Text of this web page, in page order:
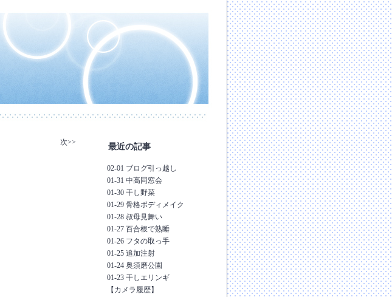
次>> 最近の記事
02-01 ブログ引っ越し
01-31 中高同窓会
01-30 干し野菜
01-29 骨格ボディメイク
01-28 叔母見舞い
01-27 百合根で熟睡
01-26 フタの取っ手
01-25 追加注射
01-24 奥須磨公園
01-23 干しエリンギ
【カメラ履歴】